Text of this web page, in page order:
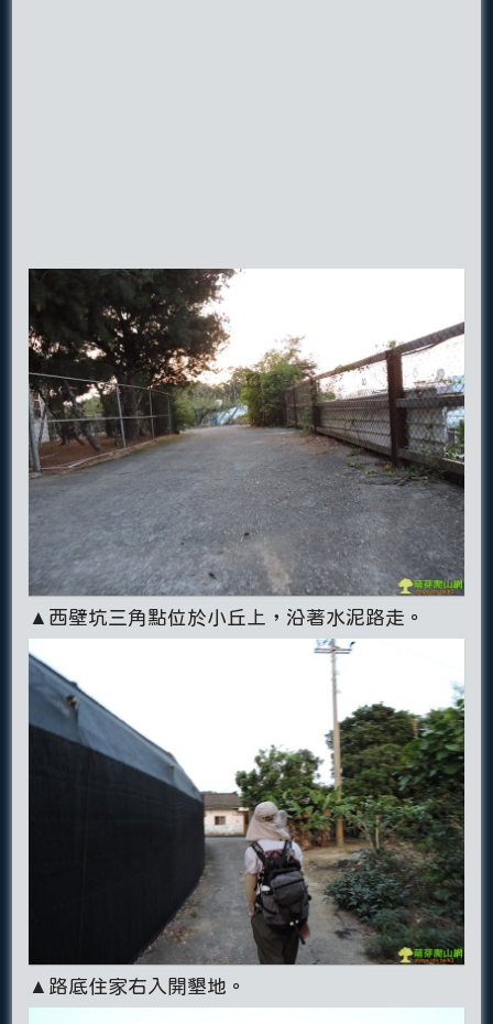
▲西壁坑三角點位於小丘上，沿著水泥路走。
▲路底住家右入開墾地。